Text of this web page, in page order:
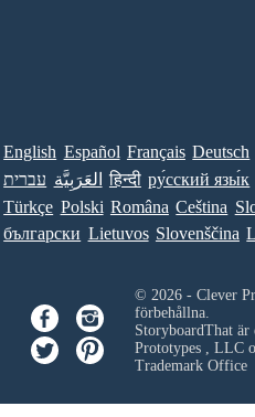
English Español Français Deutsch
עברית العَرَبِيَّة हिन्दी ру́сский язы́к
Türkçe Polski Româna Ceština
български Lietuvos Slovenščina
© 2026 - Clever
förbehållna.
StoryboardThat
Prototypes , LLC
Trademark Office